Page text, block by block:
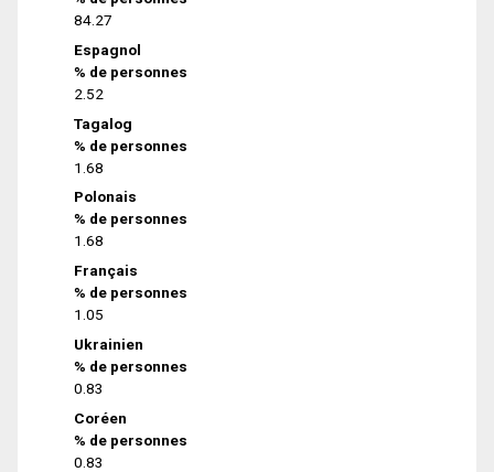
84.27
Espagnol
% de personnes
2.52
Tagalog
% de personnes
1.68
Polonais
% de personnes
1.68
Français
% de personnes
1.05
Ukrainien
% de personnes
0.83
Coréen
% de personnes
0.83